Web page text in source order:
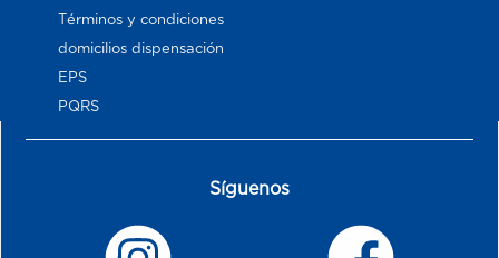
Términos y condiciones
domicilios dispensación
EPS
PQRS
Síguenos